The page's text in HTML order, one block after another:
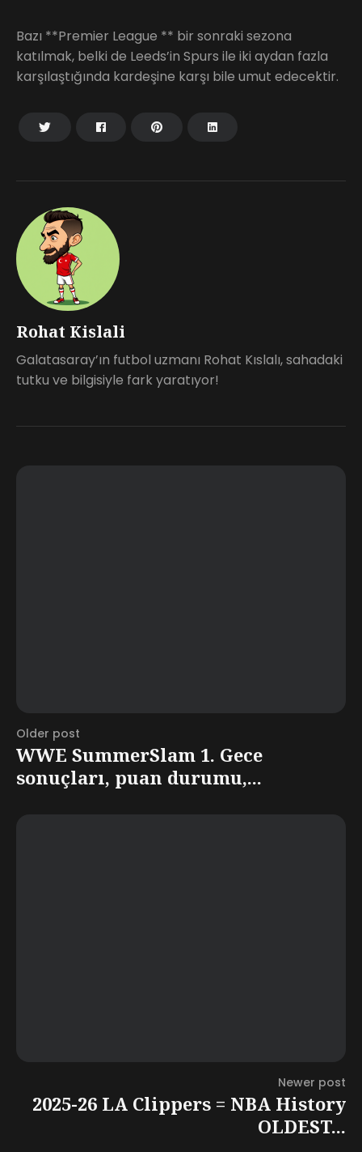
Rohat Kislali
Galatasaray’ın futbol uzmanı Rohat Kıslalı, sahadaki
tutku ve bilgisiyle fark yaratıyor!
Bazı **Premier League ** bir sonraki sezona
katılmak, belki de Leeds’in Spurs ile iki aydan fazla
karşılaştığında kardeşine karşı bile umut edecektir.
Older post
WWE SummerSlam 1. Gece
sonuçları, puan durumu,...
Newer post
2025-26 LA Clippers = NBA History
OLDEST...